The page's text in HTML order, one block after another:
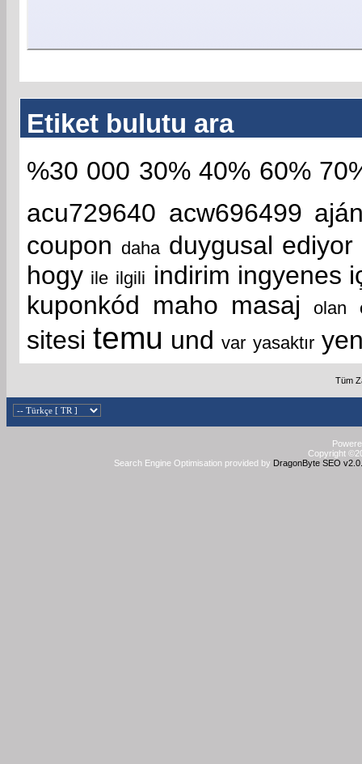
Etiket bulutu ara
%30 000 30% 40% 60%
acu729640 acw696499
coupon daha duygusal ediyor
hogy ile ilgili indirim ingyenes
kuponkód maho masaj olan
sitesi temu und var yasaktır
Tüm
Copyright
Search Engine Optimisation provided by DragonByte SEO